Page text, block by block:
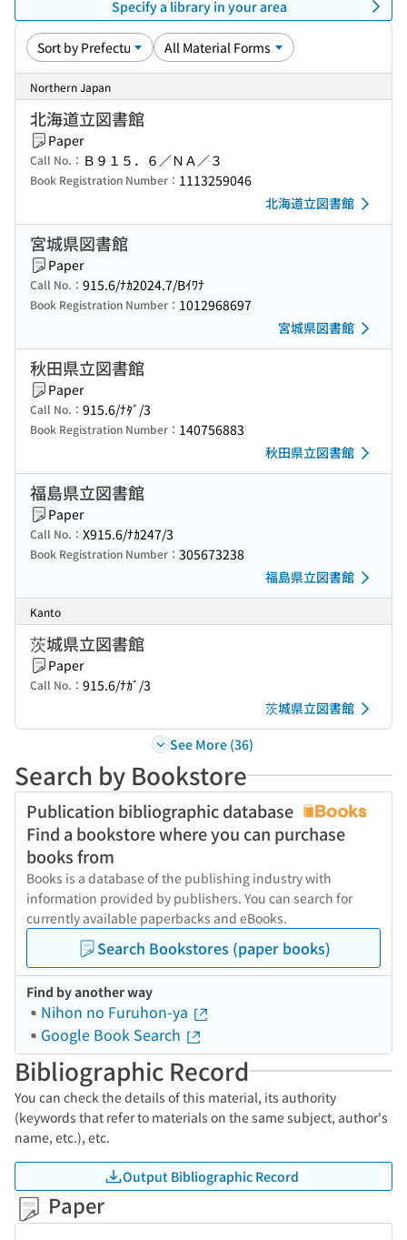
Specify a library in your area
Northern Japan
北海道立図書館
Paper
Call No.： Ｂ９１５．６／ＮＡ／３
Book Registration Number： 1113259046
北海道立図書館
宮城県図書館
Paper
Call No.： 915.6/ﾅｶ2024.7/Bｲﾜﾅ
Book Registration Number： 1012968697
宮城県図書館
秋田県立図書館
Paper
Call No.： 915.6/ﾅﾀﾞ/3
Book Registration Number： 140756883
秋田県立図書館
福島県立図書館
Paper
Call No.： X915.6/ﾅｶ247/3
Book Registration Number： 305673238
福島県立図書館
Kanto
茨城県立図書館
Paper
Call No.： 915.6/ﾅｶﾞ/3
茨城県立図書館
See More (36)
Search by Bookstore
Publication bibliographic database
Find a bookstore where you can purchase
books from
Books is a database of the publishing industry with
information provided by publishers. You can search for
currently available paperbacks and eBooks.
Search Bookstores (paper books)
Find by another way
Nihon no Furuhon-ya
Google Book Search
Bibliographic Record
You can check the details of this material, its authority
(keywords that refer to materials on the same subject, author's
name, etc.), etc.
Output Bibliographic Record
Paper